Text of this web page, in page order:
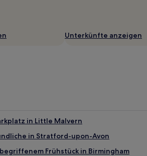
Unterkünfte anzeigen
in Little Malvern
in Stratford-upon-Avon
Frühstück in Birmingham